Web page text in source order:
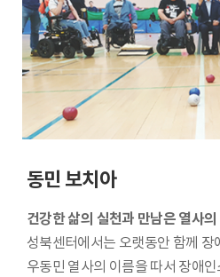
동민 보치아
건강한 삶의 실천과 만남은 열사
성북센터에서는 오랫동안 함께 장
우동민 열사의 이름을 따서 장애